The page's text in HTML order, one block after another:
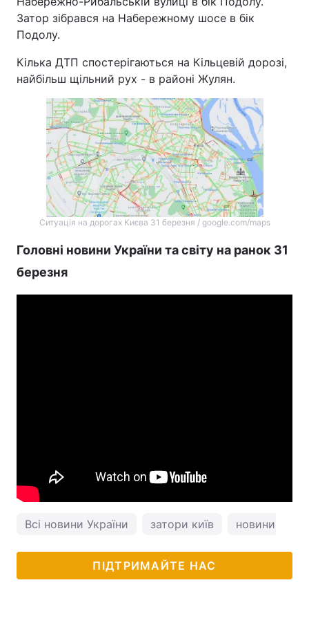
Затор зібрався на Набережному шосе в бік
Подолу.
Кілька ДТП спостерігаються на Кільцевій дорозі,
найбільш щільний рух - в районі Жулян.
Ситуація на дорогах Києва 31 березня / google.com/maps
Головні новини України та світу на ранок 31
березня
Всі новини України затори київ новини
ПІДТРИМАЙТЕ НАС